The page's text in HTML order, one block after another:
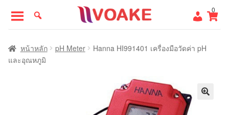
to
navigation
to
content
0
หน้าแรก
หน้าหลัก pH Meter
Hanna HI991401 เครื่องมือวัดค่า pH
และอุณหภูมิ